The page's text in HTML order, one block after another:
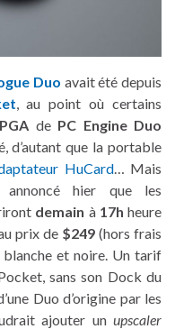
Duo avait été depuis
, au point où certains
de PC Engine Duo
d’autant que la portable
HuCard… Mais
hier que les
demain à 17h heure
prix de $249 (hors frais
et noire. Un tarif
sans son Dock du
Duo d’origine par les
ajouter un upscaler